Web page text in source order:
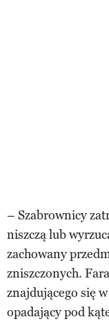
– Szabrownicy
niszczą lub
zachowany
zniszczonych.
znajdującego się
opadający pod